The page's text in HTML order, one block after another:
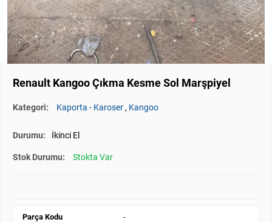
Renault Kangoo Çıkma Kesme Sol Marşpiyel
Kategori: Kaporta - Karoser , Kangoo
Durumu: İkinci El
Stok Durumu: Stokta Var
Parça Kodu -